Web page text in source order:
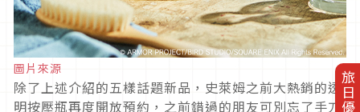
圖片來源
除了上述介紹的五樣話題新品，史萊姆之前大熱銷的透
明按壓瓶再度開放預約，之前錯過的朋友可別忘了手刀